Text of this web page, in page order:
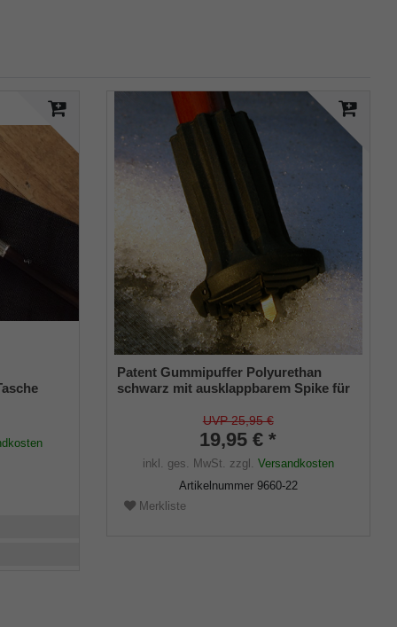
Patent Gummipuffer Polyurethan
schwarz mit ausklappbarem Spike für
flexibler Schaft für Durchmesser von
UVP 25,95 €
19,95 € *
inkl. ges. MwSt. zzgl. Versandkosten
Artikelnummer 9660-22
Merkliste